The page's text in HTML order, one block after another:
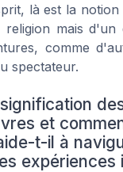
là est la notion
mais d'un
comme
spectateur.
et
t-il à
expériences